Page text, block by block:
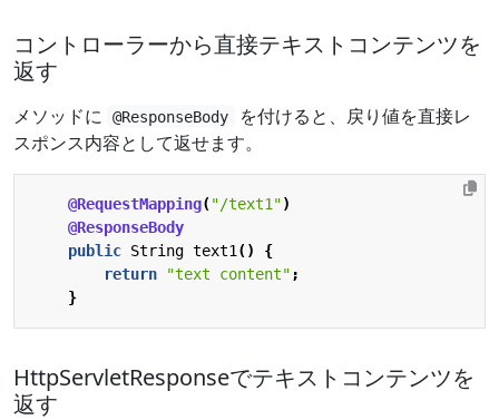
コントローラーから直接テキストコンテンツを
返す
メソッドに @ResponseBody
を付けると、戻り値を直接レ
スポンス内容として返せます。
@RequestMapping("/text1")
@ResponseBody
public String text1 ()
{
return
"text content" ;
}
HttpServletResponseでテキストコンテンツを
返す